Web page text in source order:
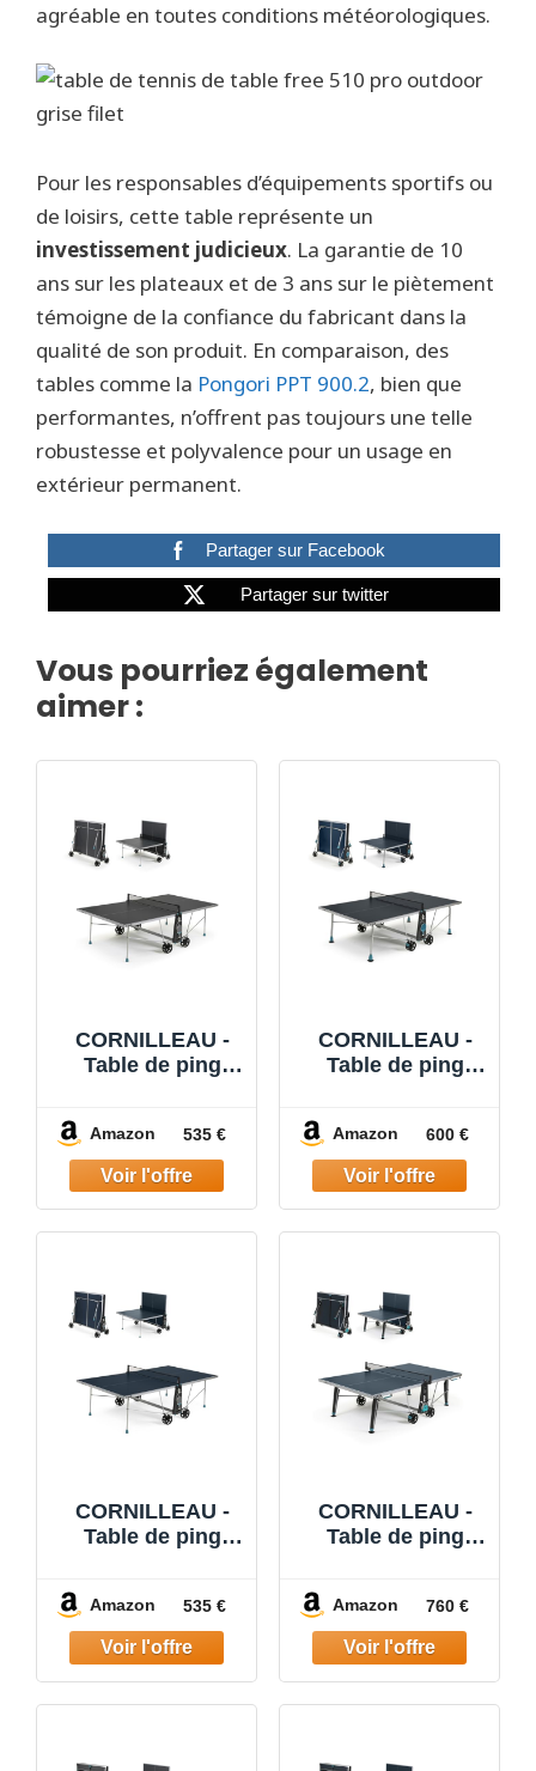
agréable en toutes conditions météorologiques.
Pour les responsables d’équipements sportifs ou
de loisirs, cette table représente un
investissement judicieux. La garantie de 10
ans sur les plateaux et de 3 ans sur le piètement
témoigne de la confiance du fabricant dans la
qualité de son produit. En comparaison, des
tables comme la Pongori PPT 900.2, bien que
performantes, n’offrent pas toujours une telle
robustesse et polyvalence pour un usage en
extérieur permanent.
Partager sur Facebook
Partager sur twitter
Vous pourriez également
aimer :
CORNILLEAU -
Table de ping
Loisir de Jardin -
Agrément FFTT -
Gris
Amazon 535 €
CORNILLEAU -
Table de ping
Loisir de Jardin -
Agrément FFTT -
Bleu
Amazon 600 €
CORNILLEAU -
Table de ping
Loisir de Jardin -
Agrément FFTT -
Bleu
Amazon 535 €
CORNILLEAU -
Table de ping
Loisir de Jardin -
Agrément FFTT -
Panneau Bleu
5mm
Amazon 760 €